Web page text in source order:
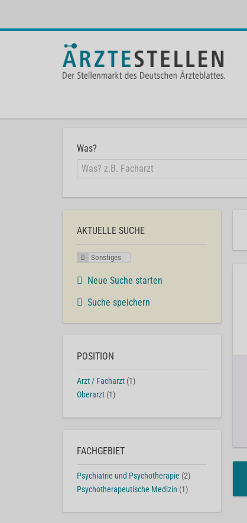
Was?
AKTUELLE SUCHE
Sonstiges
Neue Suche starten
Suche speichern
POSITION
Arzt / Facharzt (1)
Oberarzt (1)
FACHGEBIET
Psychiatrie und Psychotherapie (2)
Psychotherapeutische Medizin (1)